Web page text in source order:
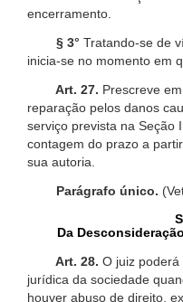
encerramento.
§ 3° Tratando-se de
inicia-se no momento em
Art. 27. Prescreve
reparação pelos danos
serviço prevista na Seção
contagem do prazo a
sua autoria.
Parágrafo único.
Da
Art. 28. O juiz
jurídica da sociedade
houver abuso de direito,